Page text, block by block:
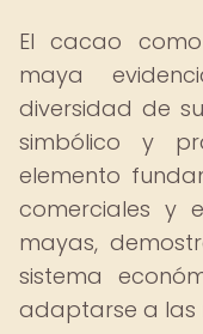
El cacao
maya
diversidad de
simbólico y
elemento
comerciales y
mayas,
sistema
adaptarse a las